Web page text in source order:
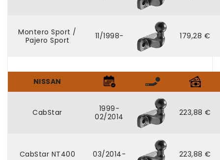
Montero Sport /
Pajero Sport
11/1998- 179,28 €
NISSAN
CabStar
1999-
02/2014
223,88 €
CabStar NT400 03/2014- 223,88 €